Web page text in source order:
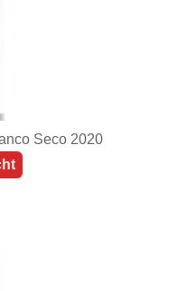
Seco 2020